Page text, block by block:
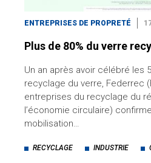
ENTREPRISES DE PROPRETÉ
Plus de 80% du verre
Un an après avoir célébré les
recyclage du verre, Federrec
entreprises du recyclage du
l’économie circulaire)
mobilisation…
RECYCLAGE INDUSTRIE